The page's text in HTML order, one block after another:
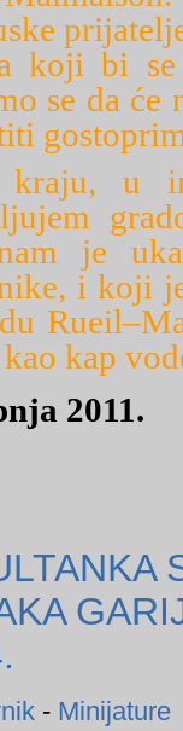
koji bi se
se da će
u
je
i koji
kap
2011.
- Minijature